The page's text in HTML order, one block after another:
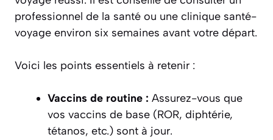
professionnel de la santé ou une clinique santé-
voyage environ six semaines avant votre départ.
Voici les points essentiels à retenir :
Vaccins de routine : Assurez-vous que
vos vaccins de base (ROR, diphtérie,
tétanos, etc.) sont à jour.